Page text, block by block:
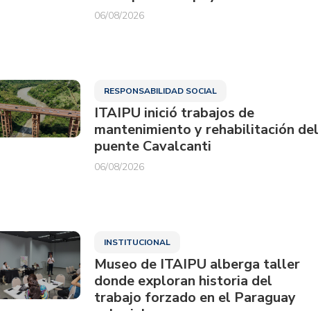
06/08/2026
RESPONSABILIDAD SOCIAL
ITAIPU inició trabajos de
mantenimiento y rehabilitación del
puente Cavalcanti
06/08/2026
INSTITUCIONAL
Museo de ITAIPU alberga taller
donde exploran historia del
trabajo forzado en el Paraguay